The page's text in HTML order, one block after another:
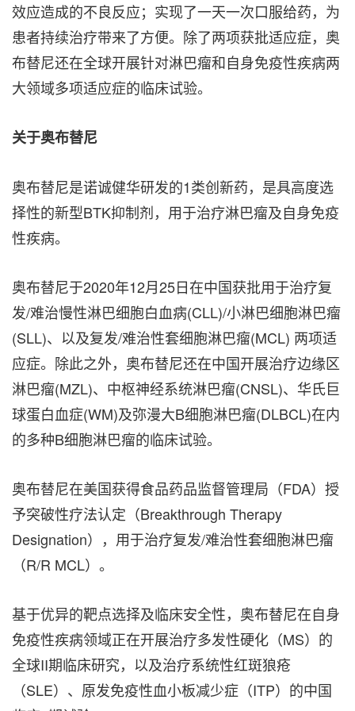
效应造成的不良反应；实现了一天一次口服给药，为
患者持续治疗带来了方便。除了两项获批适应症，奥
布替尼还在全球开展针对淋巴瘤和自身免疫性疾病两
大领域多项适应症的临床试验。
关于奥布替尼
奥布替尼是诺诚健华研发的1类创新药，是具高度选
择性的新型BTK抑制剂，用于治疗淋巴瘤及自身免疫
性疾病。
奥布替尼于2020年12月25日在中国获批用于治疗复
发/难治慢性淋巴细胞白血病(CLL)/小淋巴细胞淋巴瘤
(SLL)、以及复发/难治性套细胞淋巴瘤(MCL) 两项适
应症。除此之外，奥布替尼还在中国开展治疗边缘区
淋巴瘤(MZL)、中枢神经系统淋巴瘤(CNSL)、华氏巨
球蛋白血症(WM)及弥漫大B细胞淋巴瘤(DLBCL)在内
的多种B细胞淋巴瘤的临床试验。
奥布替尼在美国获得食品药品监督管理局（FDA）授
予突破性疗法认定（Breakthrough Therapy
Designation），用于治疗复发/难治性套细胞淋巴瘤
（R/R MCL）。
基于优异的靶点选择及临床安全性，奥布替尼在自身
免疫性疾病领域正在开展治疗多发性硬化（MS）的
全球II期临床研究，以及治疗系统性红斑狼疮
（SLE）、原发免疫性血小板减少症（ITP）的中国